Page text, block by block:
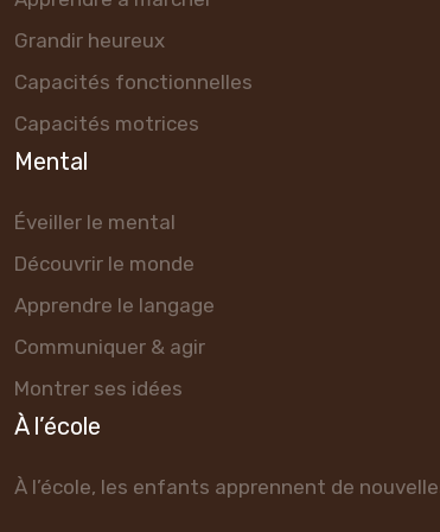
Grandir heureux
Capacités fonctionnelles
Capacités motrices
Mental
Éveiller le mental
Découvrir le monde
Apprendre le langage
Communiquer & agir
Montrer ses idées
À l’école
À l’école, les enfants apprennent de